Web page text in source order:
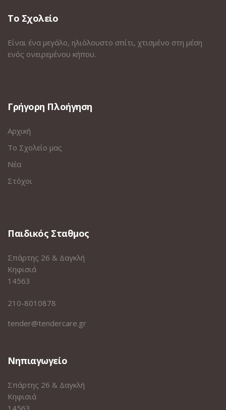
Το Σχολείο
Είναι ένα μεγάλο, ηλιόλουστο σπίτι, χτισμένο στη μέση
ενός ονειρεμένου κήπου.
Γρήγορη Πλοήγηση
Αρχική
Το Σχολείο μας
Νέα
Στόχοι
Παιδικός Σταθμος
Σπάρτης 26 & Δαγκλή
Κηφισιά
14563
210-8010878
tender@tendercare.gr
Νηπιαγωγείο
Σπάρτης 26 & Δαγκλή
Κηφισιά